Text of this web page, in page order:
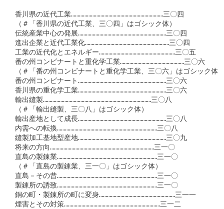
香川県の近代工業……………………………………………………………三〇四
（＃「香川県の近代工業、三〇四」はゴシック体）
伝統産業中心の発展…………………………………………………………三〇四
進出企業と近代工業化………………………………………………………三〇四
工業の近代化とエネルギー…………………………………………………三〇五
番の州コンビナートと重化学工業…………………………………………三〇六
（＃「番の州コンビナートと重化学工業、三〇六」はゴシック体
番の州コンビナート…………………………………………………………三〇六
香川県の重化学工業…………………………………………………………三〇六
輸出縫製………………………………………………………………………三〇八
（＃「輸出縫製、三〇八」はゴシック体）
輸出産地として成長…………………………………………………………三〇八
内需への転換…………………………………………………………………三〇八
縫製加工基地型産地…………………………………………………………三〇九
将来の方向……………………………………………………………………三一〇
直島の製錬業…………………………………………………………………三一〇
（＃「直島の製錬業、三一〇」はゴシック体）
直島－その昔…………………………………………………………………三一〇
製錬所の誘致…………………………………………………………………三一〇
銅の町・製錬所の町に変身…………………………………………………三一一
煙害とその対策………………………………………………………………三一二